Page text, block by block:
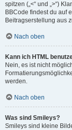
spitzen („<“ und „>“)
BBCode findest du auf
Beitragserstellung aus
Nach oben
Kann ich HTML
Nein, es ist nicht
werden.
Nach oben
Was sind Smileys?
Smileys sind kleine